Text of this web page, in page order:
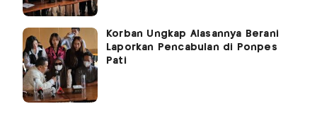
Korban Ungkap Alasannya Berani
Laporkan Pencabulan di Ponpes
Pati